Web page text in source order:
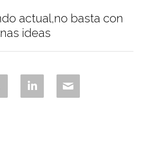
actual,no basta con
ideas